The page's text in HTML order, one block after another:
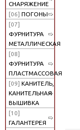
СНАРЯЖЕНИЕ
[06] ПОГОНЫ
[07]
ФУРНИТУРА
МЕТАЛЛИЧЕСКАЯ
[08]
ФУРНИТУРА
ПЛАСТМАССОВАЯ
[09] КАНИТЕЛЬ,
КАНИТЕЛЬНАЯ
ВЫШИВКА
[10]
ГАЛАНТЕРЕЯ